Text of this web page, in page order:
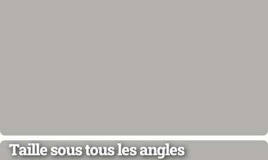
Taille sous tous les angles